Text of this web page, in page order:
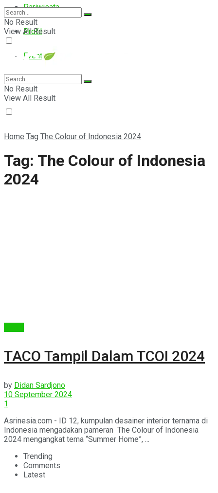
Pariwisata
Profil
Event
E-Magazine
No Result
View All Result
No Result
View All Result
Home Tag The Colour of Indonesia 2024
Tag: The Colour of Indonesia
2024
TACO Tampil Dalam TCOI 2024
by Didan Sardjono
10 September 2024
1
Asrinesia.com - ID 12, kumpulan desainer interior ternama di
Indonesia mengadakan pameran The Colour of Indonesia
2024 mengangkat tema “Summer Home”, ...
Trending
Comments
Latest